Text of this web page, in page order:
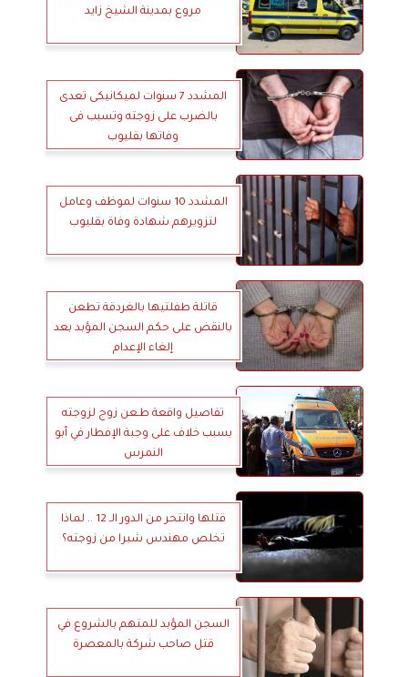
مروع بمدينة الشيخ زايد
المشدد 7 سنوات لميكانيكى تعدى
بالضرب على زوجته وتسبب فى
وفاتها بقليوب
المشدد 10 سنوات لموظف وعامل
لتزويرهم شهادة وفاة بقليوب
قاتلة طفلتيها بالغردقة تطعن
بالنقض على حكم السجن المؤبد بعد
إلغاء الإعدام
تفاصيل واقعة طـعن زوج لزوجته
بسبب خلاف على وجبة الإفطار في أبو
النمرس
قتلها وانتحر من الدور الـ 12 .. لماذا
تخلص مهندس شبرا من زوجته؟
السجن المؤبد للمتهم بالشروع في
قتل صاحب شركة بالمعصرة